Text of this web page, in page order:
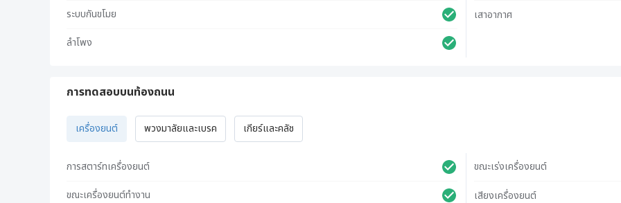
ระบบกันขโมย
ลำโพง
เสาอากาศ
การทดสอบบนท้องถนน
เครื่องยนต์ พวงมาลัยและเบรค เกียร์และคลัช
การสตาร์ทเครื่องยนต์
ขณะเครื่องยนต์ทำงาน
ขณะเร่งเครื่องยนต์
เสียงเครื่องยนต์